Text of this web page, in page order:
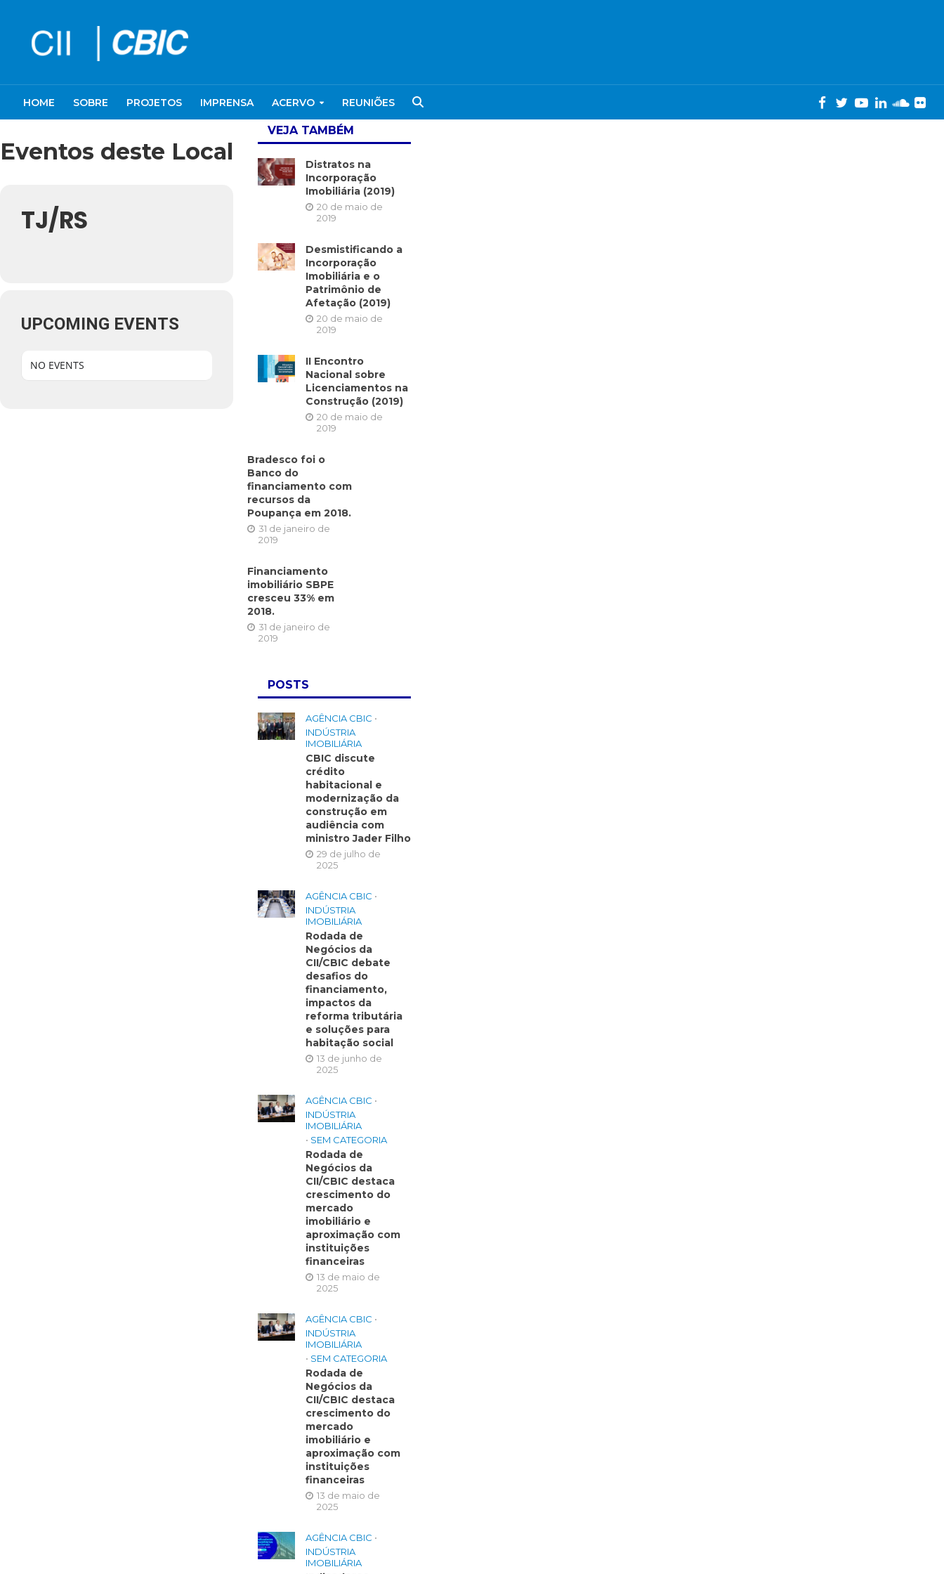
HOME SOBRE PROJETOS IMPRENSA ACERVO REUNIÕES
Eventos deste Local
TJ/RS
UPCOMING EVENTS
NO EVENTS
VEJA TAMBÉM
Distratos na
Incorporação
Imobiliária (2019)
20 de maio de
2019
Desmistificando a
Incorporação
Imobiliária e o
Patrimônio de
Afetação (2019)
20 de maio de
2019
II Encontro
Nacional sobre
Licenciamentos na
Construção (2019)
20 de maio de
2019
Bradesco foi o
Banco do
financiamento com
recursos da
Poupança em 2018.
31 de janeiro de
2019
Financiamento
imobiliário SBPE
cresceu 33% em
2018.
31 de janeiro de
2019
POSTS
AGÊNCIA CBIC •
INDÚSTRIA
IMOBILIÁRIA
CBIC discute
crédito
habitacional e
modernização da
construção em
audiência com
ministro Jader Filho
29 de julho de
2025
AGÊNCIA CBIC •
INDÚSTRIA
IMOBILIÁRIA
Rodada de
Negócios da
CII/CBIC debate
desafios do
financiamento,
impactos da
reforma tributária
e soluções para
habitação social
13 de junho de
2025
AGÊNCIA CBIC •
INDÚSTRIA
IMOBILIÁRIA
• SEM CATEGORIA
Rodada de
Negócios da
CII/CBIC destaca
crescimento do
mercado
imobiliário e
aproximação com
instituições
financeiras
13 de maio de
2025
AGÊNCIA CBIC •
INDÚSTRIA
IMOBILIÁRIA
• SEM CATEGORIA
Rodada de
Negócios da
CII/CBIC destaca
crescimento do
mercado
imobiliário e
aproximação com
instituições
financeiras
13 de maio de
2025
AGÊNCIA CBIC •
INDÚSTRIA
IMOBILIÁRIA